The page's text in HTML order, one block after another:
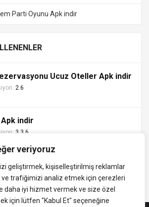
veriyoruz
geliştirmek, kişiselleştirilmiş reklamlar
trafiğimizi analiz etmek için çerezleri
daha iyi hizmet vermek ve size özel
için lütfen "Kabul Et" seçeneğine
Parti Oyunu Apk indir
Ucuz Oteller Apk indir
2.6
indir
3.3.6
hızlı APK indirme platformudur! En
müzik, video ve eğitim